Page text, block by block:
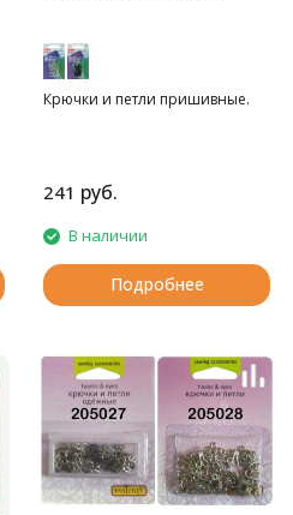
Крючки и петли пришивные.
241 руб.
В наличии
Подробнее